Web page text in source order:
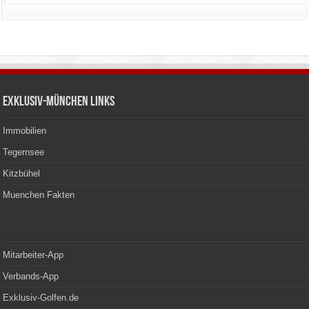
Exklusiv-München Links
Immobilien
Tegernsee
Kitzbühel
Muenchen Fakten
Mitarbeiter-App
Verbands-App
Exklusiv-Golfen.de